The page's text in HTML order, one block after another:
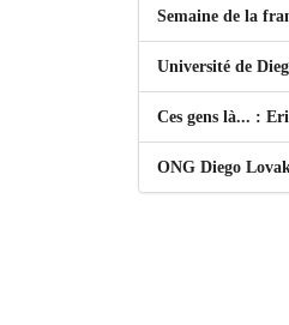
Semaine de la
Université de
Ces gens là... :
ONG Diego